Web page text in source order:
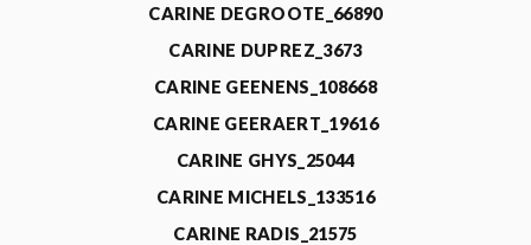
CARINE DEGROOTE_66890
CARINE DUPREZ_3673
CARINE GEENENS_108668
CARINE GEERAERT_19616
CARINE GHYS_25044
CARINE MICHELS_133516
CARINE RADIS_21575